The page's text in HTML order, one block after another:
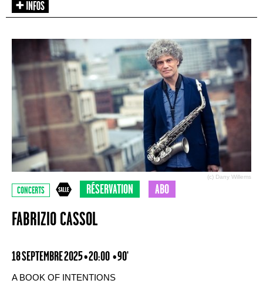
(c) Dany Willems
CONCERTS RÉSERVATION ABO
FABRIZIO CASSOL
18 SEPTEMBRE 2025 • 20:00 • 90'
A BOOK OF INTENTIONS